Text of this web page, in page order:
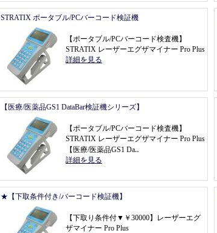
STRATIX ポータブル/PCバーコード検証機
【ポータブル/PCバーコード検査機】
STRATIX レーザーエグザマイナー Pro Plus
詳細を見る
【医療/医薬品GS1 DataBar検証機シリーズ】
【ポータブル/PCバーコード検査機】
STRATIX レーザーエグザマイナー Pro Plus
【 医療/医薬品GS1 Da‥
詳細を見る
★【下取条件付き/バーコード検証機】
【下取り条件付▼￥ 30000】 レーザーエグ
ザマイナー Pro Plus